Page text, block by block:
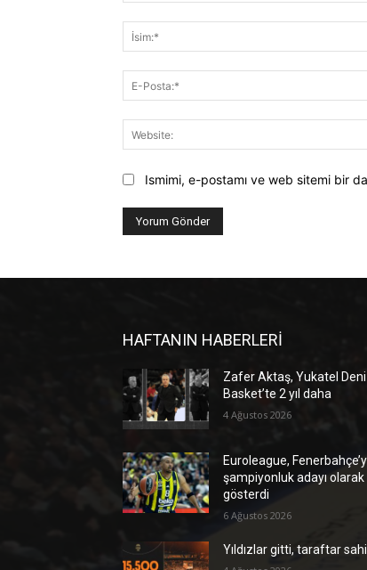
Ismimi, e-postamı ve web sitemi bir
HAFTANIN HABERLERİ
Zafer Aktaş, Yukatel
Basket’te 2 yıl daha
4 Ağustos 2026
Euroleague,
şampiyonluk adayı olarak
gösterdi
6 Ağustos 2026
Yıldızlar gitti, taraftar